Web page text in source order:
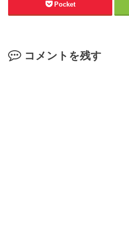
Pocket
コメントを残す